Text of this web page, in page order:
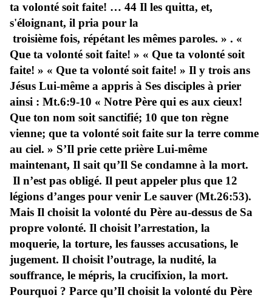
ta volonté soit faite! … 44 Il les quitta, et,
s'éloignant, il pria pour la
troisième fois, répétant les mêmes paroles. » . «
Que ta volonté soit faite! » « Que ta volonté soit
faite! » « Que ta volonté soit faite! » Il y trois ans
Jésus Lui-même a appris à Ses disciples à prier
ainsi : Mt.6:9-10 « Notre Père qui es aux cieux!
Que ton nom soit sanctifié; 10 que ton règne
vienne; que ta volonté soit faite sur la terre comme
au ciel. » S’Il prie cette prière Lui-même
maintenant, Il sait qu’Il Se condamne à la mort.
Il n’est pas obligé. Il peut appeler plus que 12
légions d’anges pour venir Le sauver (Mt.26:53).
Mais Il choisit la volonté du Père au-dessus de Sa
propre volonté. Il choisit l’arrestation, la
moquerie, la torture, les fausses accusations, le
jugement. Il choisit l’outrage, la nudité, la
souffrance, le mépris, la crucifixion, la mort.
Pourquoi ? Parce qu’Il choisit la volonté du Père